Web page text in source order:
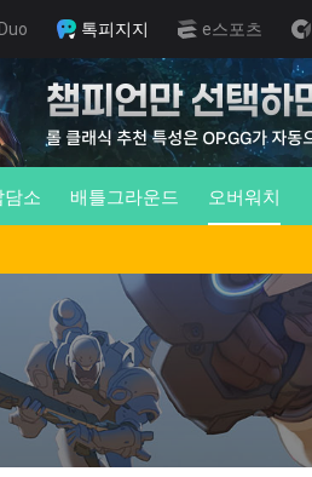
Duo 톡피지지 e스포츠
담소 배틀그라운드 오버워치